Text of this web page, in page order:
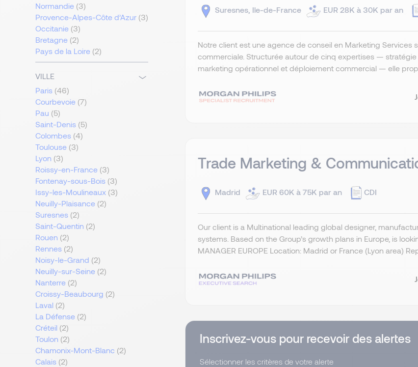
Normandie (3)
Provence-Alpes-Côte d’Azur (3)
Occitanie (3)
Bretagne (2)
Pays de la Loire (2)
VILLE
Paris (46)
Courbevoie (7)
Pau (5)
Saint-Denis (5)
Colombes (4)
Toulouse (3)
Lyon (3)
Roissy-en-France (3)
Fontenay-sous-Bois (3)
Issy-les-Moulineaux (3)
Neuilly-Plaisance (2)
Suresnes (2)
Saint-Quentin (2)
Rouen (2)
Rennes (2)
Noisy-le-Grand (2)
Neuilly-sur-Seine (2)
Nanterre (2)
Croissy-Beaubourg (2)
Laval (2)
La Défense (2)
Créteil (2)
Toulon (2)
Chamonix-Mont-Blanc (2)
Calais (2)
Suresnes, Ile-de-France EUR 28K à 30K par an
Notre client est une agence de conseil en Marketing Services
commerciale. Structurée autour de cinq expertises —
marketing opérationnel et déploiement commercial — elle
Trade Marketing &
Madrid EUR 60K à 75K par an CDI
Our client is a Multinational leading global designer,
systems. Based on the Group’s growth plans in Europe, is
MANAGER EUROPE Location: Madrid or France (Lyon area)
Inscrivez-vous pour recevoir des alertes
Sélectionner les critères de votre alerte